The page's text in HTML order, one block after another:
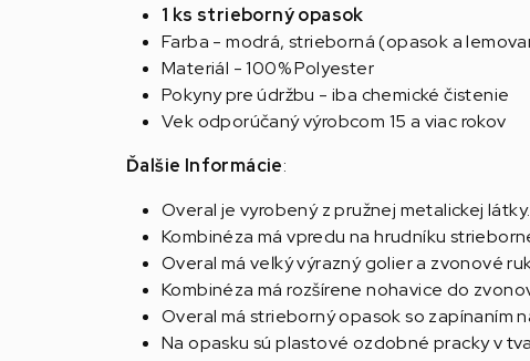
1 ks strieborný opasok
Farba - modrá, strieborná (opasok a
Materiál - 100% Polyester
Pokyny pre údržbu - iba chemické čistenie
Vek odporúčaný výrobcom 15 a viac rokov
Ďalšie Informácie:
Overal je vyrobený z pružnej metalickej látky.
Kombinéza má vpredu na hrudníku
Overal má veľký výrazný golier a zvonové
Kombinéza má rozšírene nohavice do
Overal má strieborný opasok so zapínaním
Na opasku sú plastové ozdobné pracky v